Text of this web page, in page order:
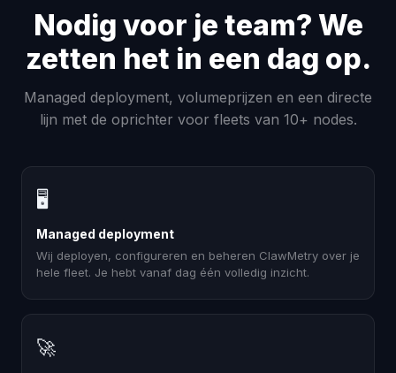
Nodig voor je team? We
zetten het in een dag op.
Managed deployment, volumeprijzen en een directe
lijn met de oprichter voor fleets van 10+ nodes.
🖥
Managed deployment
Wij deployen, configureren en beheren ClawMetry over je
hele fleet. Je hebt vanaf dag één volledig inzicht.
🚀